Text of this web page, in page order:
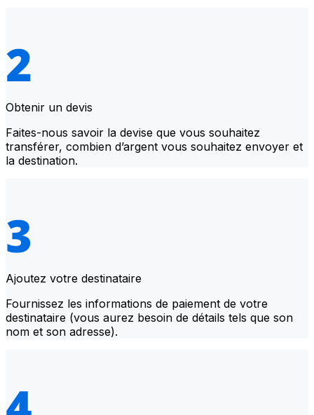
Obtenir un devis
Faites-nous savoir la devise que vous souhaitez
transférer, combien d’argent vous souhaitez envoyer et
la destination.
Ajoutez votre destinataire
Fournissez les informations de paiement de votre
destinataire (vous aurez besoin de détails tels que son
nom et son adresse).